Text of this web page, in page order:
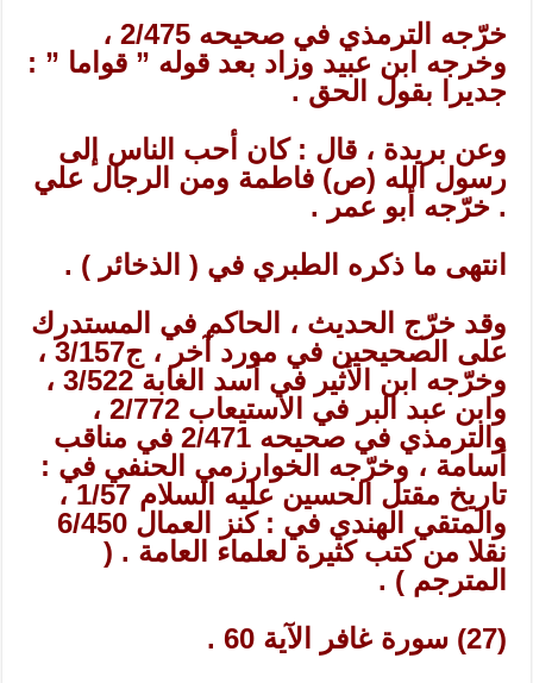
خرّجه الترمذي في صحيحه 2/475 ،
وخرجه ابن عبيد وزاد بعد قوله ” قواما ” :
جديرا بقول الحق .
وعن بريدة ، قال : كان أحب الناس إلى
رسول الله (ص) فاطمة ومن الرجال علي
. خرّجه أبو عمر .
انتهى ما ذكره الطبري في ( الذخائر ) .
وقد خرّج الحديث ، الحاكم في المستدرك
على الصحيحين في مورد آخر ، ج3/157 ،
وخرّجه ابن الأثير في أسد الغابة 3/522 ،
وابن عبد البر في الاستيعاب 2/772 ،
والترمذي في صحيحه 2/471 في مناقب
أسامة ، وخرّجه الخوارزمي الحنفي في :
تاريخ مقتل الحسين عليه السلام 1/57 ،
والمتقي الهندي في : كنز العمال 6/450
نقلا من كتب كثيرة لعلماء العامة . (
المترجم ) .
(27) سورة غافر الآية 60 .